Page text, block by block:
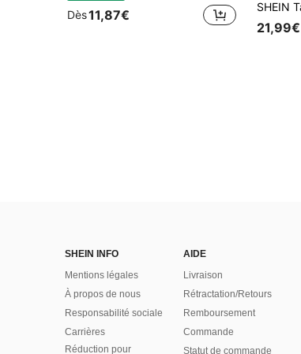
Dès11,87€
21,99€
SHEIN INFO
Mentions légales
À propos de nous
Responsabilité sociale
Carrières
Réduction pour
AIDE
Livraison
Rétractation/Retours
Remboursement
Commande
Statut de commande